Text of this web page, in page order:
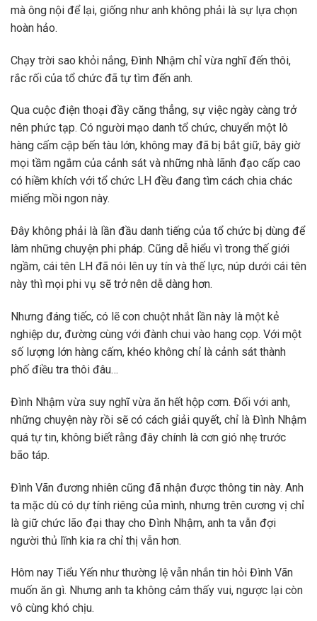
mà ông nội để lại, giống như anh không phải là sự lựa chọn
hoàn hảo.
Chạy trời sao khỏi nắng, Đình Nhậm chỉ vừa nghĩ đến thôi,
rắc rối của tổ chức đã tự tìm đến anh.
Qua cuộc điện thoại đầy căng thẳng, sự việc ngày càng trở
nên phức tạp. Có người mạo danh tổ chức, chuyển một lô
hàng cấm cập bến tàu lớn, không may đã bị bắt giữ, bây giờ
mọi tầm ngắm của cảnh sát và những nhà lãnh đạo cấp cao
có hiềm khích với tổ chức LH đều đang tìm cách chia chác
miếng mồi ngon này.
Đây không phải là lần đầu danh tiếng của tổ chức bị dùng để
làm những chuyện phi pháp. Cũng dễ hiểu vì trong thế giới
ngầm, cái tên LH đã nói lên uy tín và thế lực, núp dưới cái tên
này thì mọi phi vụ sẽ trở nên dễ dàng hơn.
Nhưng đáng tiếc, có lẽ con chuột nhắt lần này là một kẻ
nghiệp dư, đường cùng với đành chui vào hang cọp. Với một
số lượng lớn hàng cấm, khéo không chỉ là cảnh sát thành
phố điều tra thôi đâu…
Đình Nhậm vừa suy nghĩ vừa ăn hết hộp cơm. Đối với anh,
những chuyện này rồi sẽ có cách giải quyết, chỉ là Đình Nhậm
quá tự tin, không biết rằng đây chính là cơn gió nhẹ trước
bão táp.
Đình Vãn đương nhiên cũng đã nhận được thông tin này. Anh
ta mặc dù có dự tính riêng của mình, nhưng trên cương vị chỉ
là giữ chức lão đại thay cho Đình Nhậm, anh ta vẫn đợi
người thủ lĩnh kia ra chỉ thị vẫn hơn.
Hôm nay Tiểu Yến như thường lệ vẫn nhắn tin hỏi Đình Vãn
muốn ăn gì. Nhưng anh ta không cảm thấy vui, ngược lại còn
vô cùng khó chịu.